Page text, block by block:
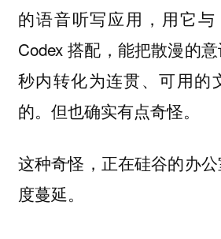
的语音听写应用，用它与
Codex 搭配，能把散漫的
秒内转化为连贯、可用的
的。但也确实有点奇怪。
这种奇怪，正在硅谷的办
度蔓延。